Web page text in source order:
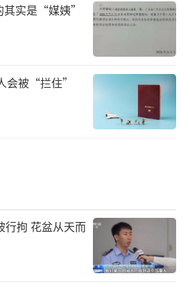
实是“媒姨”
会被“拦住”
行拘 花盆从天而